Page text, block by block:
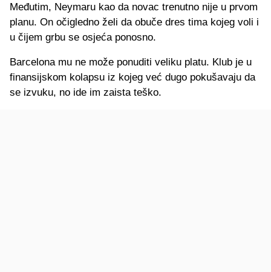
Međutim, Neymaru kao da novac trenutno nije u prvom
planu. On očigledno želi da obuče dres tima kojeg voli i
u čijem grbu se osjeća ponosno.
Barcelona mu ne može ponuditi veliku platu. Klub je u
finansijskom kolapsu iz kojeg već dugo pokušavaju da
se izvuku, no ide im zaista teško.